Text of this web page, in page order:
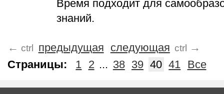
Время подходит для
знаний.
← ctrl предыдущая следующая ctrl
→
Страницы:
1 2 ... 38 39 40 41 Все